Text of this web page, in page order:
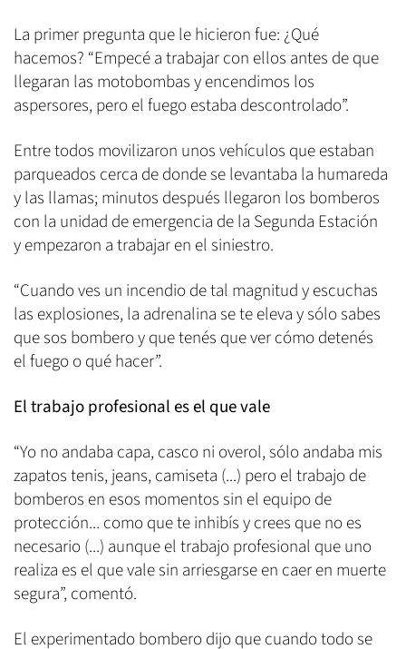
La primer pregunta que le hicieron fue: ¿Qué
hacemos? “Empecé a trabajar con ellos antes de que
llegaran las motobombas y encendimos los
aspersores, pero el fuego estaba descontrolado”.
Entre todos movilizaron unos vehículos que estaban
parqueados cerca de donde se levantaba la humareda
y las llamas; minutos después llegaron los bomberos
con la unidad de emergencia de la Segunda Estación
y empezaron a trabajar en el siniestro.
“Cuando ves un incendio de tal magnitud y escuchas
las explosiones, la adrenalina se te eleva y sólo sabes
que sos bombero y que tenés que ver cómo detenés
el fuego o qué hacer”.
El trabajo profesional es el que vale
“Yo no andaba capa, casco ni overol, sólo andaba mis
zapatos tenis, jeans, camiseta (...) pero el trabajo de
bomberos en esos momentos sin el equipo de
protección... como que te inhibís y crees que no es
necesario (...) aunque el trabajo profesional que uno
realiza es el que vale sin arriesgarse en caer en muerte
segura”, comentó.
El experimentado bombero dijo que cuando todo se